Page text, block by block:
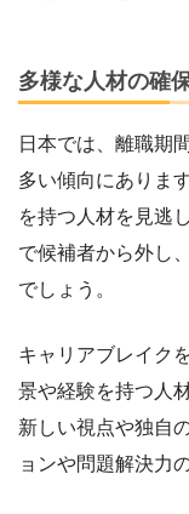
多様な人材の確
日本では、離職期
多い傾向にありま
を持つ人材を見逃
で候補者から外し
でしょう。
キャリアブレイク
景や経験を持つ人
新しい視点や独自
ョンや問題解決力